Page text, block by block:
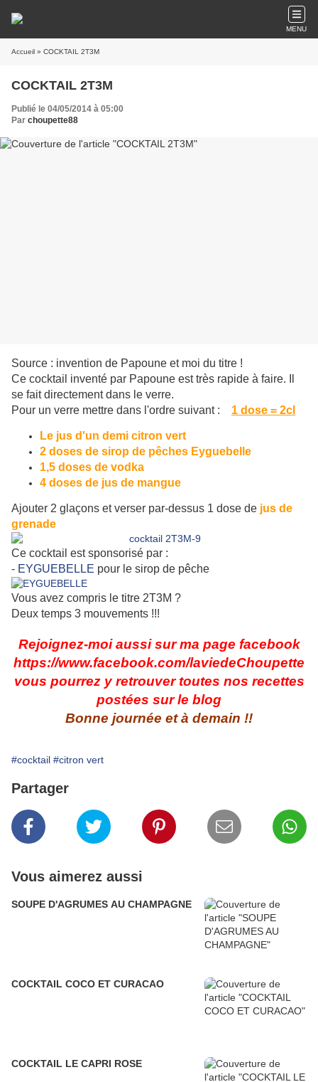
MENU
Accueil » COCKTAIL 2T3M
COCKTAIL 2T3M
Publié le 04/05/2014 à 05:00
Par choupette88
Source : invention de Papoune et moi du titre !
Ce cocktail inventé par Papoune est très rapide à faire. Il
se fait directement dans le verre.
Pour un verre mettre dans l'ordre suivant : 1 dose = 2cl
Le jus d'un demi citron vert
2 doses de sirop de pêches Eyguebelle
1,5 doses de vodka
4 doses de jus de mangue
Ajouter 2 glaçons et verser par-dessus 1 dose de jus de
grenade
Ce cocktail est sponsorisé par :
- EYGUEBELLE pour le sirop de pêche
Vous avez compris le titre 2T3M ?
Deux temps 3 mouvements !!!
Rejoignez-moi aussi sur ma page facebook
https://www.facebook.com/laviedeChoupette
vous pourrez y retrouver toutes nos recettes
postées sur le blog
Bonne journée et à demain !!
#cocktail #citron vert
Partager
Vous aimerez aussi
SOUPE D'AGRUMES AU CHAMPAGNE
COCKTAIL COCO ET CURACAO
COCKTAIL LE CAPRI ROSE